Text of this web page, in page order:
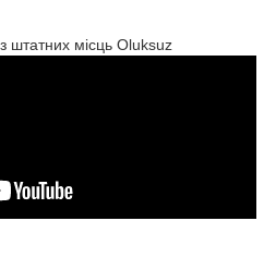
штатних місць Oluksuz